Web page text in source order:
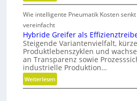
i
t
-
R
o
a
s
i
n
d
e
r
M
e
t
h
o
d
e
n
f
ü
Wie intelligente Pneumatik Kosten
vereinfacht
Hybride Greifer als
Steigende Variantenvielfalt,
Produktlebenszyklen und
an Transparenz sowie
industrielle Produktion…
Weiterlesen:
H